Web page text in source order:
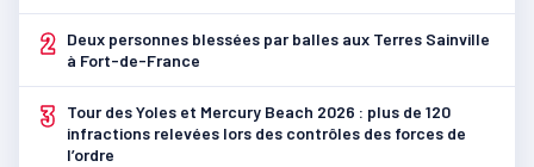
2
Deux personnes blessées par balles aux Terres Sainville
à Fort-de-France
3
Tour des Yoles et Mercury Beach 2026 : plus de 120
infractions relevées lors des contrôles des forces de
l’ordre